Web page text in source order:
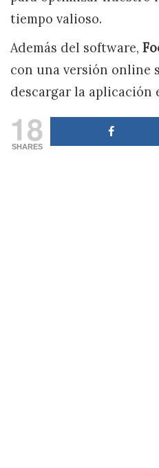
tiempo valioso.
Además del software,
con una versión online
descargar la aplicación
18
SHARES